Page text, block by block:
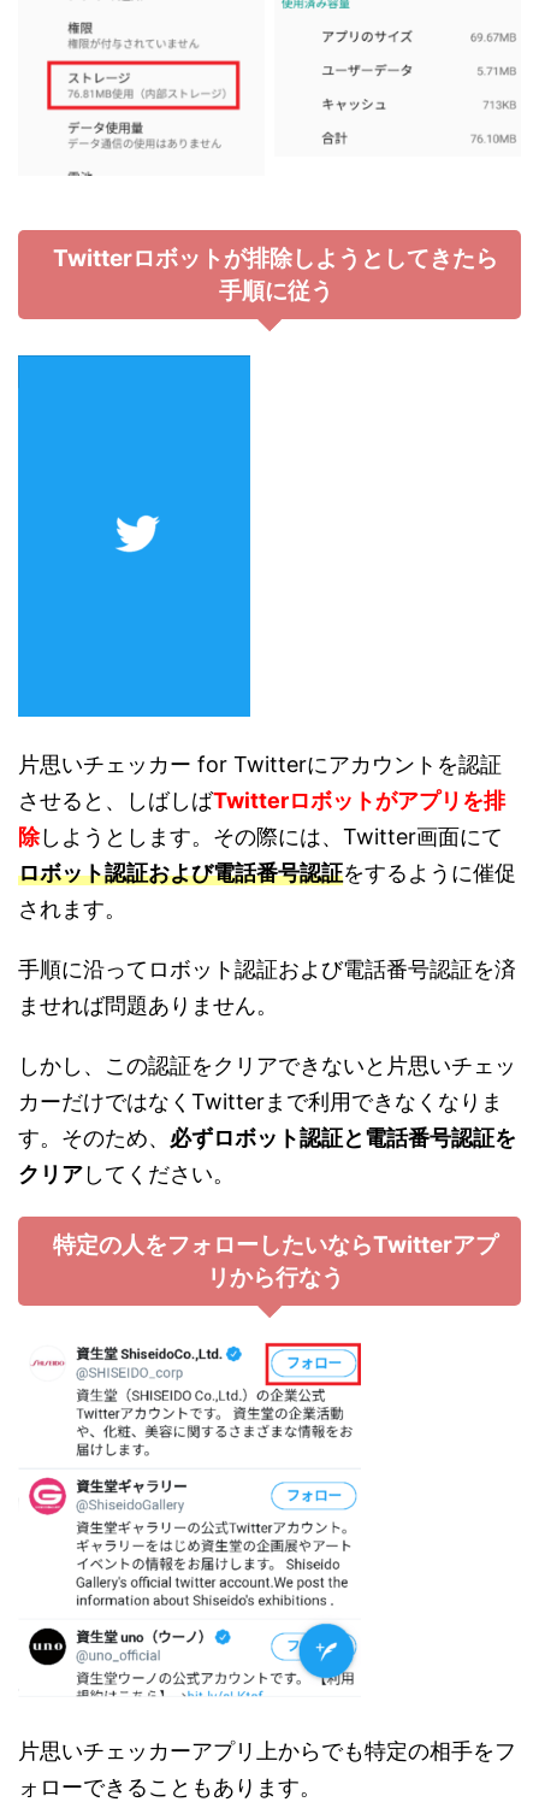
Twitterロボットが排除しようとしてきたら
手順に従う
片思いチェッカー for Twitterにアカウントを認証
させると、しばしばTwitterロボットがアプリを排
除しようとします。その際には、Twitter画面にて
ロボット認証および電話番号認証をするように催促
されます。
手順に沿ってロボット認証および電話番号認証を済
ませれば問題ありません。
しかし、この認証をクリアできないと片思いチェッ
カーだけではなくTwitterまで利用できなくなりま
す。そのため、 必ずロボット認証と電話番号認証を
クリアしてください。
特定の人をフォローしたいならTwitterアプ
リから行なう
片思いチェッカーアプリ上からでも特定の相手をフ
ォローできることもあります。